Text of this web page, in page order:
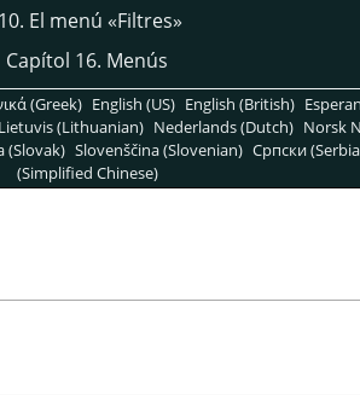
10. El menú «Filtres»
Capítol 16. Menús
(Greek) English (US) English (British)
Lietuvis (Lithuanian) Nederlands (Dutch) Norsk
(Slovak) Slovenščina (Slovenian) Српски
(Simplified Chinese)